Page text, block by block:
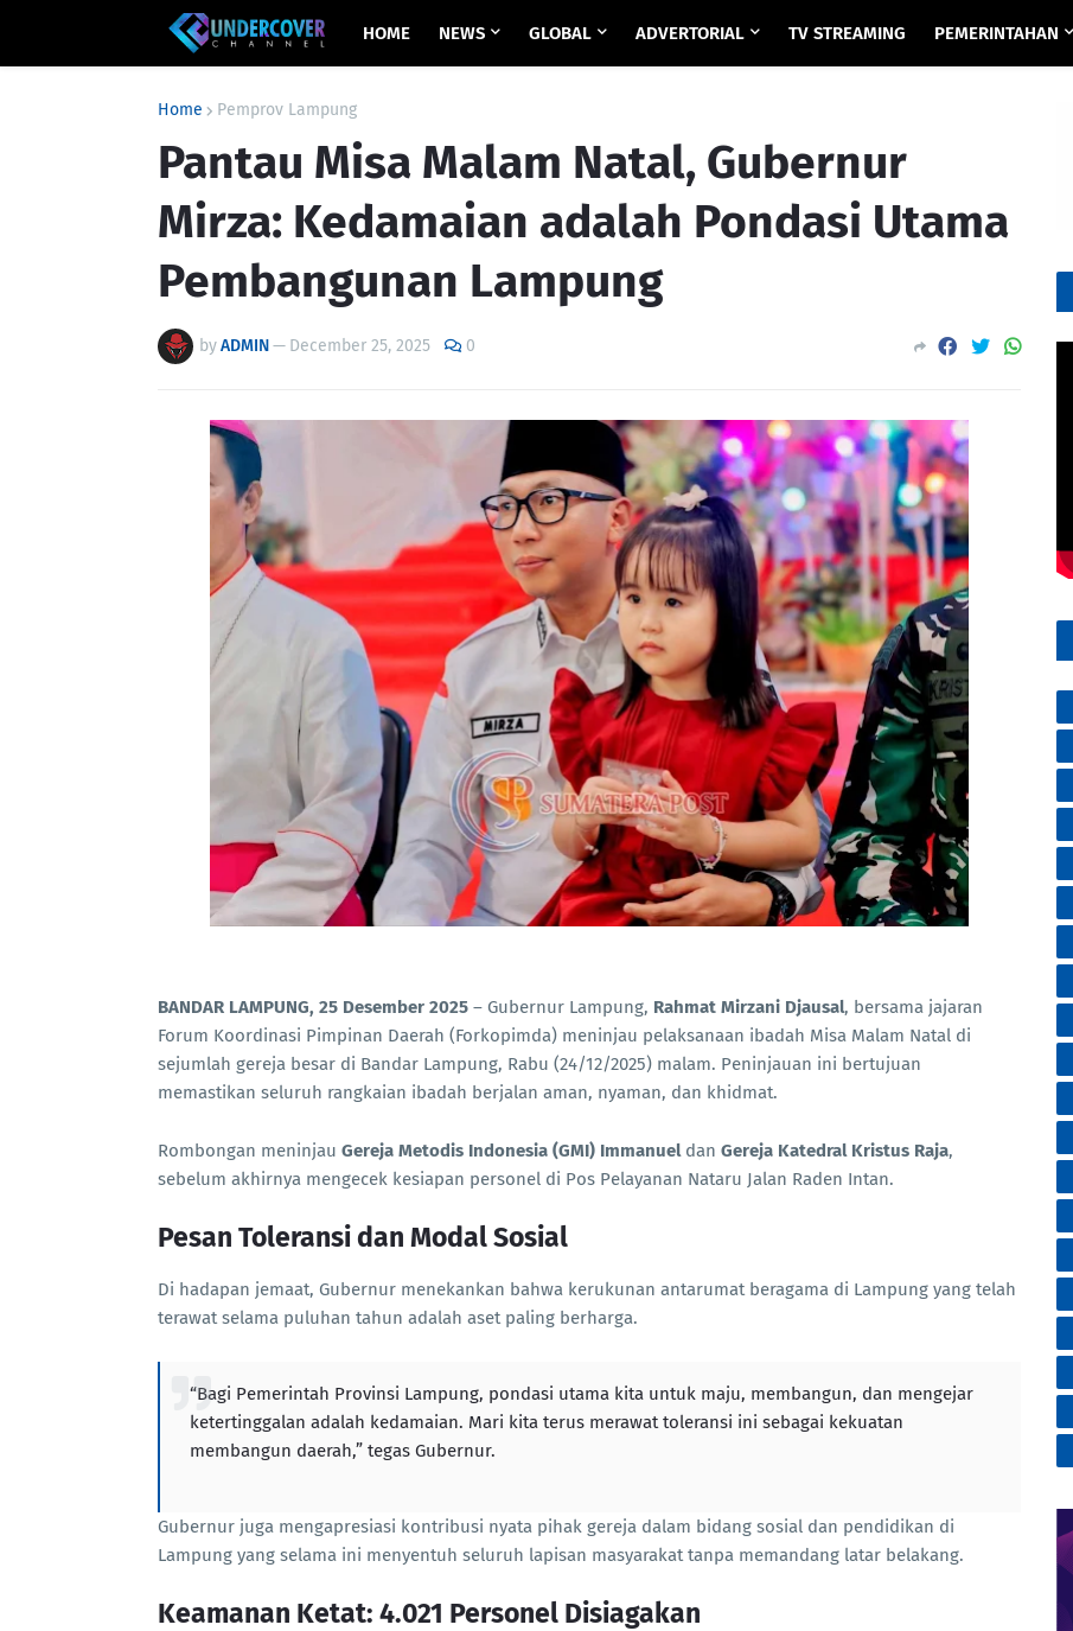
HOME NEWS GLOBAL ADVERTORIAL TV STREAMING PEMERINTAHAN
Home Pemprov Lampung
Pantau Misa Malam Natal, Gubernur
Mirza: Kedamaian adalah Pondasi Utama
Pembangunan Lampung
byADMIN— December 25, 2025 0
BANDAR LAMPUNG, 25 Desember 2025 – Gubernur Lampung, Rahmat Mirzani Djausal, bersama jajaran
Forum Koordinasi Pimpinan Daerah (Forkopimda) meninjau pelaksanaan ibadah Misa Malam Natal di
sejumlah gereja besar di Bandar Lampung, Rabu (24/12/2025) malam. Peninjauan ini bertujuan
memastikan seluruh rangkaian ibadah berjalan aman, nyaman, dan khidmat.
Rombongan meninjau Gereja Metodis Indonesia (GMI) Immanueldan Gereja Katedral Kristus Raja,
sebelum akhirnya mengecek kesiapan personel di Pos Pelayanan Nataru Jalan Raden Intan.
Pesan Toleransi dan Modal Sosial
Di hadapan jemaat, Gubernur menekankan bahwa kerukunan antarumat beragama di Lampung yang telah
terawat selama puluhan tahun adalah aset paling berharga.
“Bagi Pemerintah Provinsi Lampung, pondasi utama kita untuk maju, membangun, dan mengejar
ketertinggalan adalah kedamaian. Mari kita terus merawat toleransi ini sebagai kekuatan
membangun daerah,” tegas Gubernur.
Gubernur juga mengapresiasi kontribusi nyata pihak gereja dalam bidang sosial dan pendidikan di
Lampung yang selama ini menyentuh seluruh lapisan masyarakat tanpa memandang latar belakang.
Keamanan Ketat: 4.021 Personel Disiagakan